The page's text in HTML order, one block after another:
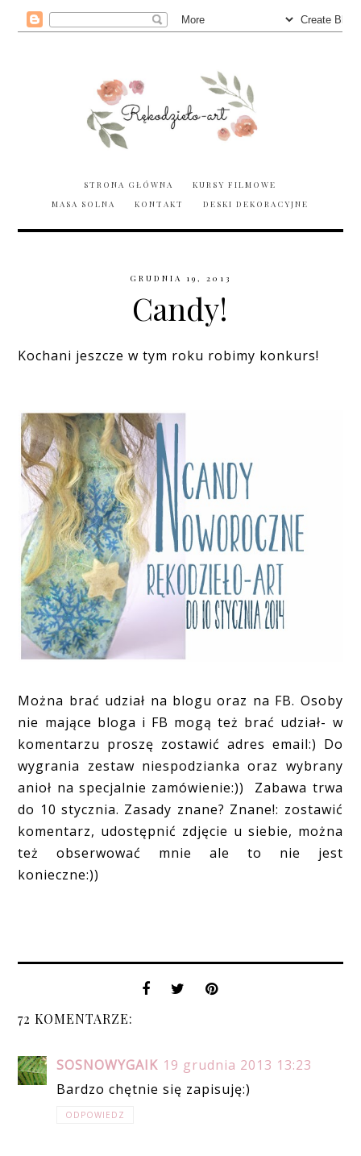
STRONA GŁÓWNA
KURSY FILMOWE
MASA SOLNA
KONTAKT DESKI DEKORACYJNE
GRUDNIA 19, 2013
Candy!
Kochani jeszcze w tym roku robimy konkurs!
Można brać udział na blogu oraz na FB. Osoby
nie mające bloga i FB mogą też brać udział- w
komentarzu proszę zostawić adres email:) Do
wygrania zestaw niespodzianka oraz wybrany
anioł na specjalnie zamówienie:)) Zabawa trwa
do 10 stycznia. Zasady znane? Znane!: zostawić
komentarz, udostępnić zdjęcie u siebie, można
też obserwować mnie ale to nie jest
konieczne:))
72 KOMENTARZE:
SOSNOWYGAIK 19 grudnia 2013 13:23
Bardzo chętnie się zapisuję:)
ODPOWIEDZ